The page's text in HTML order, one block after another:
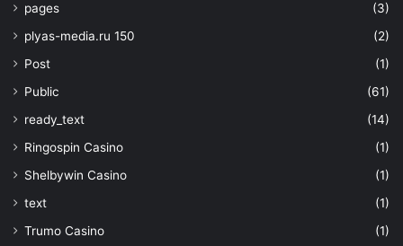
pages
(3)
plyas-media.ru 150
(2)
Post
(1)
Public
(61)
ready_text
(14)
Ringospin Casino
(1)
Shelbywin Casino
(1)
text
(1)
Trumo Casino
(1)